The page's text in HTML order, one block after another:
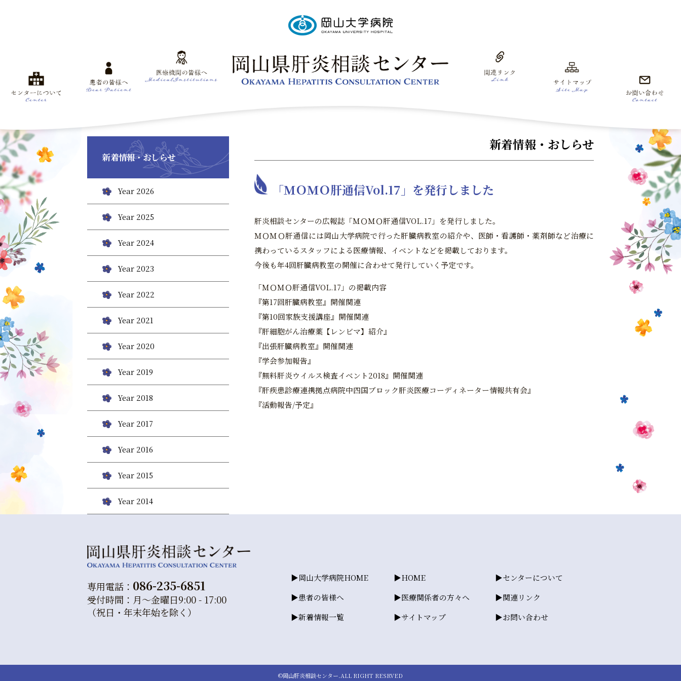
新着情報・おしらせ
Year 2026
Year 2025
Year 2024
Year 2023
Year 2022
Year 2021
Year 2020
Year 2019
Year 2018
Year 2017
Year 2016
Year 2015
Year 2014
新着情報・おしらせ
「ＭＯＭＯ肝通信Vol.17」を発行しました
肝炎相談センターの広報誌「ＭＯＭＯ肝通信VOL.17」を発行しました。
ＭＯＭＯ肝通信には岡山大学病院で行った肝臓病教室の紹介や、医師・看護師・薬剤師など治療に
携わっているスタッフによる医療情報、イベントなどを掲載しております。
今後も年4回肝臓病教室の開催に合わせて発行していく予定です。
「ＭＯＭＯ肝通信VOL.17」の掲載内容
『第17回肝臓病教室』開催関連
『第10回家族支援講座』開催関連
『肝細胞がん治療薬【レンビマ】紹介』
『出張肝臓病教室』開催関連
『学会参加報告』
『無料肝炎ウイルス検査イベント2018』開催関連
『肝疾患診療連携拠点病院中四国ブロック肝炎医療コーディネーター情報共有会』
『活動報告/予定』
専用電話： 086-235-6851
受付時間：月～金曜日9:00 - 17:00
（祝日・年末年始を除く）
岡山大学病院HOME
患者の皆様へ
新着情報一覧
HOME
医療関係者の方々へ
サイトマップ
センターについて
関連リンク
お問い合わせ
©岡山肝炎相談センター.ALL RIGHT RESRVED